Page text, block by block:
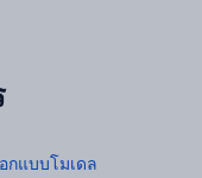
กแบบโมเดล